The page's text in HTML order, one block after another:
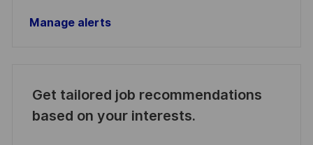
Manage alerts
Get tailored job recommendations
based on your interests.